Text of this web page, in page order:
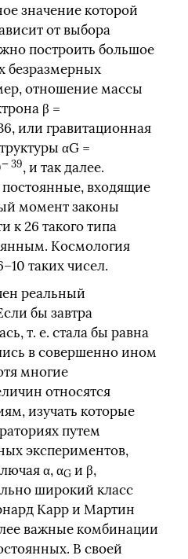
значение которой
от выбора
построить большое
безразмерных
отношение массы
β =
или гравитационная
αG =
— 39, и так далее.
постоянные, входящие
момент законы
к 26 такого типа
Космология
таких чисел.
реальный
бы завтра
т. е. стала бы равна
в совершенно ином
многие
относятся
изучать которые
путем
экспериментов,
α, αG и β,
широкий класс
Карр и Мартин
важные комбинации
В своей